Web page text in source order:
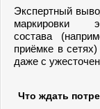
Экспертный
маркировки
состава
приёмке в
даже с
Что ждать